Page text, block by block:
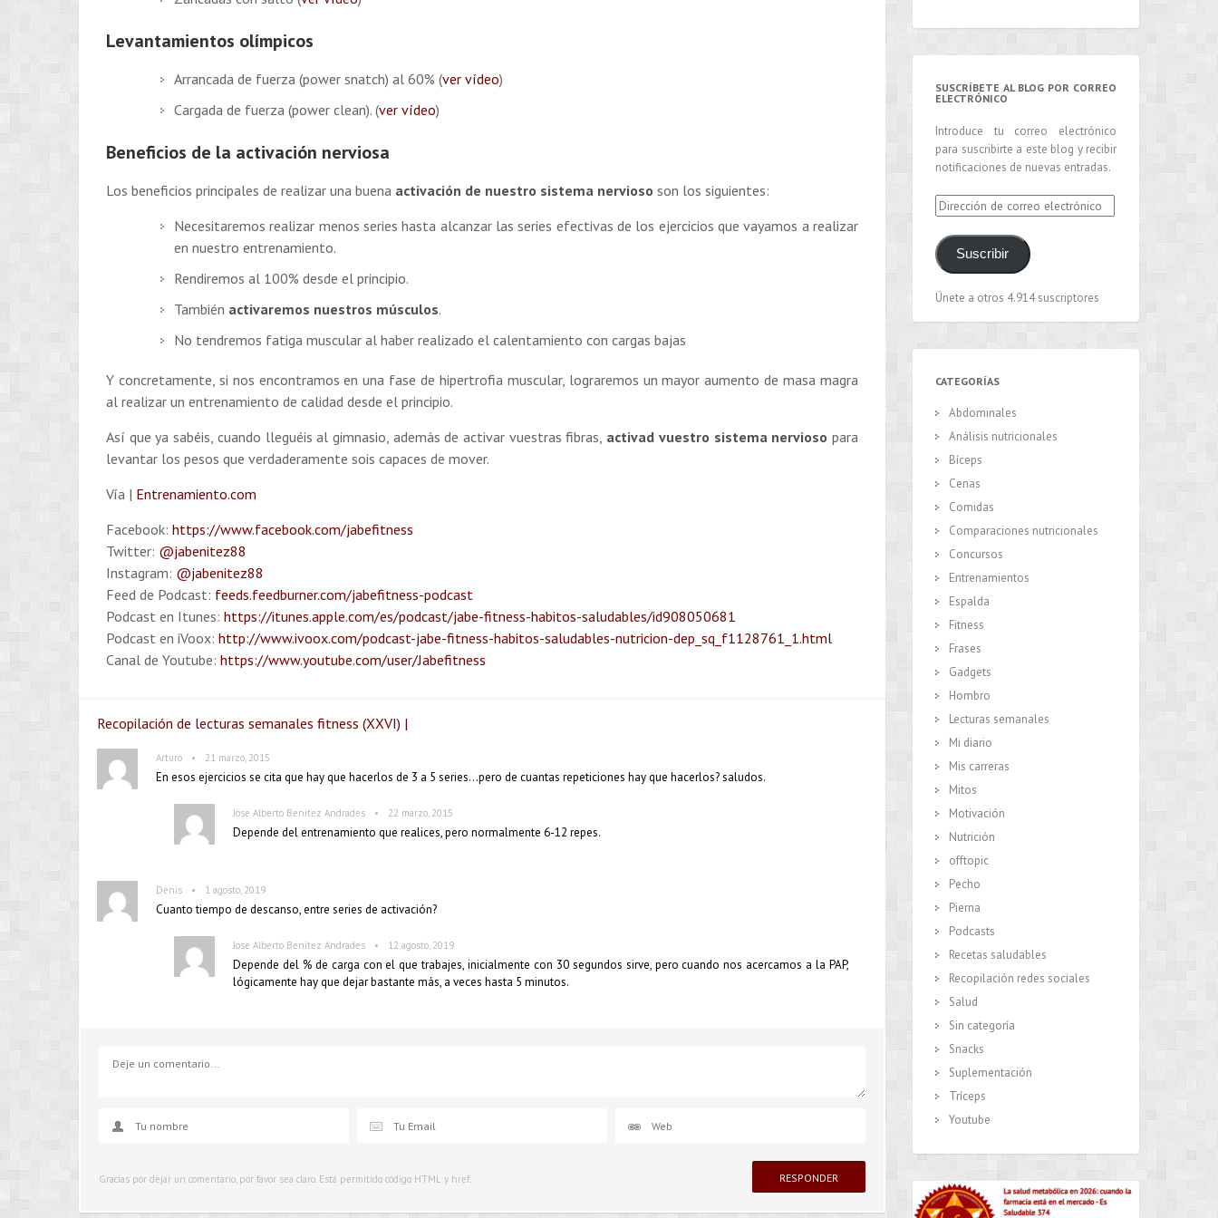
Levantamientos olímpicos
Arrancada de fuerza (power snatch) al 60% (ver vídeo)
Cargada de fuerza (power clean). (ver vídeo)
Beneficios de la activación nerviosa
Los beneficios principales de realizar una buena activación de nuestro sistema nervioso son los siguientes:
Necesitaremos realizar menos series hasta alcanzar las series efectivas de los ejercicios que vayamos a realizar
en nuestro entrenamiento.
Rendiremos al 100% desde el principio.
También activaremos nuestros músculos.
No tendremos fatiga muscular al haber realizado el calentamiento con cargas bajas
Y concretamente, si nos encontramos en una fase de hipertrofia muscular, lograremos un mayor aumento de masa magra
al realizar un entrenamiento de calidad desde el principio.
Así que ya sabéis, cuando lleguéis al gimnasio, además de activar vuestras fibras, activad vuestro sistema nervioso para
levantar los pesos que verdaderamente sois capaces de mover.
Vía | Entrenamiento.com
Facebook: https://www.facebook.com/jabefitness
Twitter: @jabenitez88
Instagram: @jabenitez88
Feed de Podcast: feeds.feedburner.com/jabefitness-podcast
Podcast en Itunes: https://itunes.apple.com/es/podcast/jabe-fitness-habitos-saludables/id908050681
Podcast en iVoox: http://www.ivoox.com/podcast-jabe-fitness-habitos-saludables-nutricion-dep_sq_f1128761_1.html
Canal de Youtube: https://www.youtube.com/user/Jabefitness
Recopilación de lecturas semanales fitness (XXVI) |
Arturo • 21 marzo, 2015
En esos ejercicios se cita que hay que hacerlos de 3 a 5 series…pero de cuantas repeticiones hay que hacerlos? saludos.
Jose Alberto Benítez Andrades • 22 marzo, 2015
Depende del entrenamiento que realices, pero normalmente 6-12 repes.
Denis • 1 agosto, 2019
Cuanto tiempo de descanso, entre series de activación?
Jose Alberto Benítez Andrades • 12 agosto, 2019
Depende del % de carga con el que trabajes, inicialmente con 30 segundos sirve, pero cuando nos acercamos a la PAP,
lógicamente hay que dejar bastante más, a veces hasta 5 minutos.
Gracias por dejar un comentario, por favor sea claro. Está permitido código HTML y href.
SUSCRÍBETE AL BLOG POR CORREO
ELECTRÓNICO
Introduce tu correo electrónico
para suscribirte a este blog y recibir
notificaciones de nuevas entradas.
Dirección
de
correo
electrónico
Suscribir
Únete a otros 4.914 suscriptores
CATEGORÍAS
Abdominales
Análisis nutricionales
Bíceps
Cenas
Comidas
Comparaciones nutricionales
Concursos
Entrenamientos
Espalda
Fitness
Frases
Gadgets
Hombro
Lecturas semanales
Mi diario
Mis carreras
Mitos
Motivación
Nutrición
offtopic
Pecho
Pierna
Podcasts
Recetas saludables
Recopilación redes sociales
Salud
Sin categoría
Snacks
Suplementación
Tríceps
Youtube